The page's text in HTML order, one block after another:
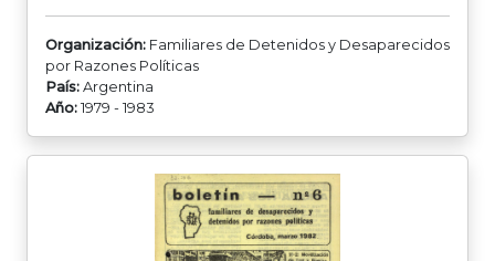
Organización: Familiares de Detenidos y Desaparecidos
por Razones Políticas
País: Argentina
Año: 1979 - 1983